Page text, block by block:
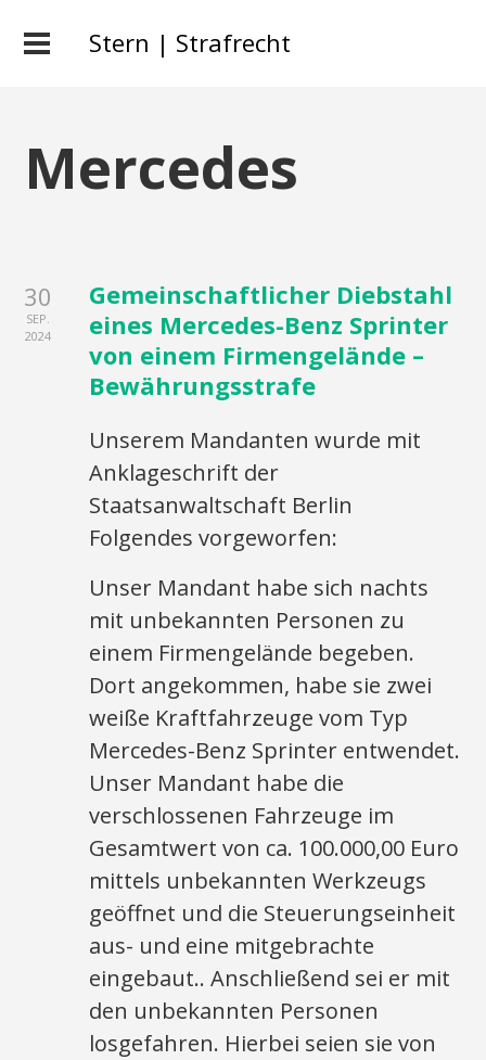
Stern | Strafrecht
Mercedes
30
SEP.
2024
Gemeinschaftlicher Diebstahl
eines Mercedes-Benz Sprinter
von einem Firmengelände –
Bewährungsstrafe
Unserem Mandanten wurde mit
Anklageschrift der
Staatsanwaltschaft Berlin
Folgendes vorgeworfen:
Unser Mandant habe sich nachts
mit unbekannten Personen zu
einem Firmengelände begeben.
Dort angekommen, habe sie zwei
weiße Kraftfahrzeuge vom Typ
Mercedes-Benz Sprinter entwendet.
Unser Mandant habe die
verschlossenen Fahrzeuge im
Gesamtwert von ca. 100.000,00 Euro
mittels unbekannten Werkzeugs
geöffnet und die Steuerungseinheit
aus- und eine mitgebrachte
eingebaut.. Anschließend sei er mit
den unbekannten Personen
losgefahren. Hierbei seien sie von